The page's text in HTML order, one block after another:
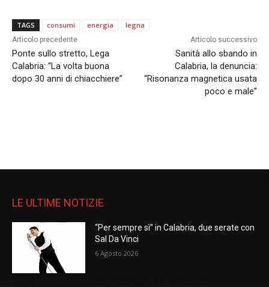
TAGS consumi energia legna
Articolo precedente
Ponte sullo stretto, Lega
Calabria: “La volta buona
dopo 30 anni di chiacchiere”
Articolo successivo
Sanità allo sbando in
Calabria, la denuncia:
“Risonanza magnetica usata
poco e male”
LE ULTIME NOTIZIE
“Per sempre sì” in Calabria, due serate con
Sal Da Vinci
6 Agosto 2026